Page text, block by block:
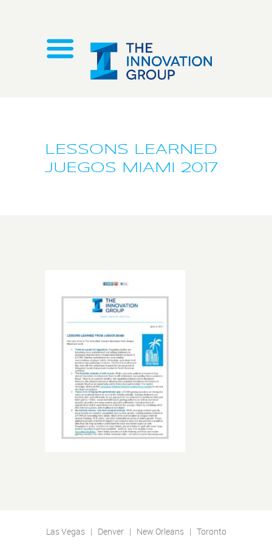
LESSONS LEARNED
JUEGOS MIAMI 2017
Las Vegas | Denver | New Orleans | Toronto